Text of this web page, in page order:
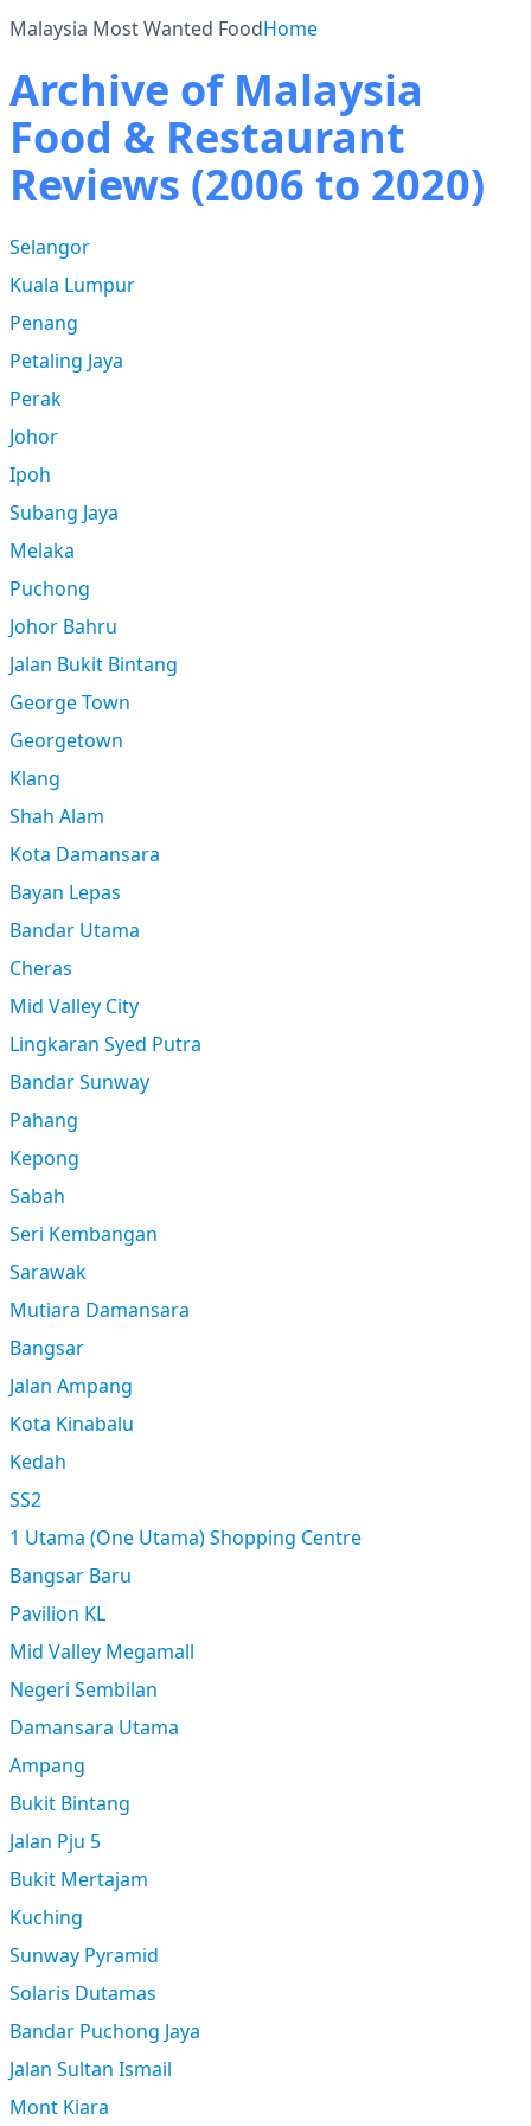
Malaysia Most Wanted FoodHome
Archive of Malaysia
Food & Restaurant
Reviews (2006 to 2020)
Selangor
Kuala Lumpur
Penang
Petaling Jaya
Perak
Johor
Ipoh
Subang Jaya
Melaka
Puchong
Johor Bahru
Jalan Bukit Bintang
George Town
Georgetown
Klang
Shah Alam
Kota Damansara
Bayan Lepas
Bandar Utama
Cheras
Mid Valley City
Lingkaran Syed Putra
Bandar Sunway
Pahang
Kepong
Sabah
Seri Kembangan
Sarawak
Mutiara Damansara
Bangsar
Jalan Ampang
Kota Kinabalu
Kedah
SS2
1 Utama (One Utama) Shopping Centre
Bangsar Baru
Pavilion KL
Mid Valley Megamall
Negeri Sembilan
Damansara Utama
Ampang
Bukit Bintang
Jalan Pju 5
Bukit Mertajam
Kuching
Sunway Pyramid
Solaris Dutamas
Bandar Puchong Jaya
Jalan Sultan Ismail
Mont Kiara